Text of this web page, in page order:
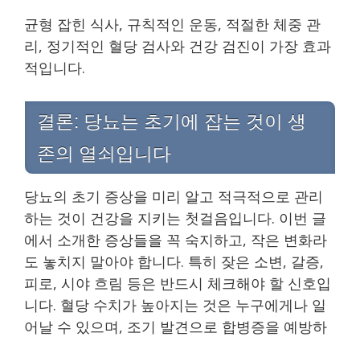
균형 잡힌 식사, 규칙적인 운동, 적절한 체중 관
리, 정기적인 혈당 검사와 건강 검진이 가장 효과
적입니다.
결론: 당뇨는 초기에 잡는 것이 생
존의 열쇠입니다
당뇨의 초기 증상을 미리 알고 적극적으로 관리
하는 것이 건강을 지키는 첫걸음입니다. 이번 글
에서 소개한 증상들을 꼭 숙지하고, 작은 변화라
도 놓치지 말아야 합니다. 특히 잦은 소변, 갈증,
피로, 시야 흐림 등은 반드시 체크해야 할 신호입
니다. 혈당 수치가 높아지는 것은 누구에게나 일
어날 수 있으며, 조기 발견으로 합병증을 예방하